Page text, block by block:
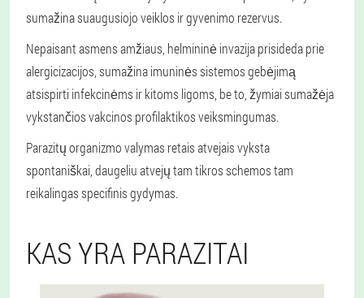
sumažina suaugusiojo veiklos ir gyvenimo rezervus.
Nepaisant asmens amžiaus, helmininė invazija prisideda prie
alergicizacijos, sumažina imuninės sistemos gebėjimą
atsispirti infekcinėms ir kitoms ligoms, be to, žymiai sumažėja
vykstančios vakcinos profilaktikos veiksmingumas.
Parazitų organizmo valymas retais atvejais vyksta
spontaniškai, daugeliu atvejų tam tikros schemos tam
reikalingas specifinis gydymas.
KAS YRA PARAZITAI